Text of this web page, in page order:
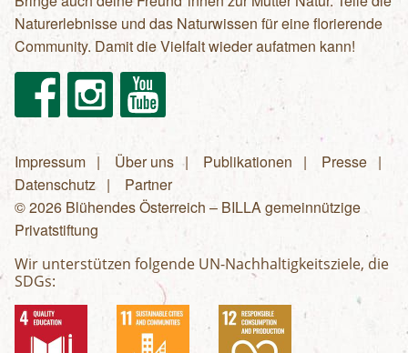
Naturerlebnisse und das Naturwissen für eine florierende
Community. Damit die Vielfalt wieder aufatmen kann!
FacebookInstagram Youtube
Fußzeilenmenü
Impressum Über uns Publikationen
Presse
Datenschutz
Partner
© 2026 Blühendes Österreich – BILLA gemeinnützige
Privatstiftung
Wir unterstützen folgende UN-Nachhaltigkeitsziele, die
SDGs: